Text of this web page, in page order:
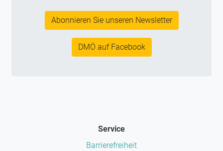
Abonnieren Sie unseren Newsletter
DMÖ auf Facebook
Service
Barrierefreiheit